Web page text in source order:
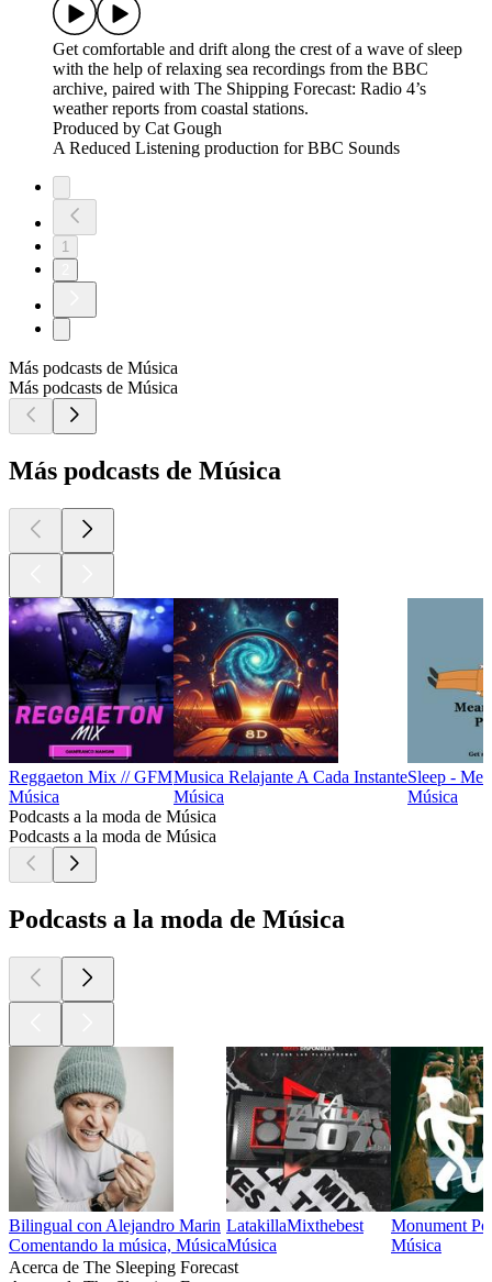
Get comfortable and drift along the crest of a wave of sleep
with the help of relaxing sea recordings from the BBC
archive, paired with The Shipping Forecast: Radio 4’s
weather reports from coastal stations.
Produced by Cat Gough
A Reduced Listening production for BBC Sounds
1
Más podcasts de Música
Más podcasts de Música
Más podcasts de Música
Reggaeton Mix // GFM
Música
Musica Relajante A Cada Instante
Música
Sleep -
Música
Podcasts a la moda de Música
Podcasts a la moda de Música
Podcasts a la moda de Música
Bilingual con Alejandro Marin
Comentando la música, Música
LatakillaMixthebest
Música
Monument
Música
Acerca de The Sleeping Forecast